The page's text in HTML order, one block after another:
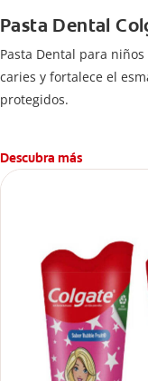
Pasta Dental
Pasta Dental para
caries y fortalece el
protegidos.
Descubra más